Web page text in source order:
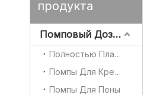
продукта
Помповый Дозатор
Полностью Пластиковые Насоса Лосьона
Помпы Для Крема
Помпы Для Пены